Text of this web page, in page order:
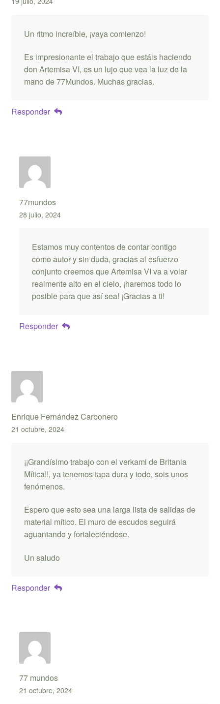
Un ritmo increíble, ¡vaya comienzo!
Es impresionante el trabajo que estáis haciendo
don Artemisa VI, es un lujo que vea la luz de la
mano de 77Mundos. Muchas gracias.
Responder
77mundos
28 julio, 2024
Estamos muy contentos de contar contigo
como autor y sin duda, gracias al esfuerzo
conjunto creemos que Artemisa VI va a volar
realmente alto en el cielo, ¡haremos todo lo
posible para que así sea! ¡Gracias a ti!
Responder
Enrique Fernández Carbonero
21 octubre, 2024
¡¡Grandísimo trabajo con el verkami de Britania
Mítica!!, ya tenemos tapa dura y todo, sois unos
fenómenos.
Espero que esto sea una larga lista de salidas de
material mítico. El muro de escudos seguirá
aguantando y fortaleciéndose.
Un saludo
Responder
77 mundos
21 octubre, 2024